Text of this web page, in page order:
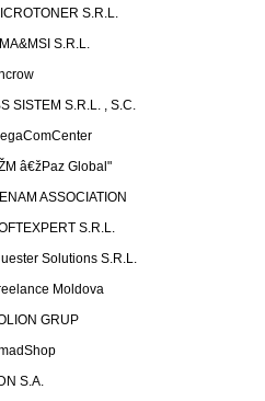
S.R.L.
S.R.L.
SISTEM S.R.L. , S.C.
â€žPaz Global"
ASSOCIATION
S.R.L.
Solutions S.R.L.
Moldova
GRUP
S.A.